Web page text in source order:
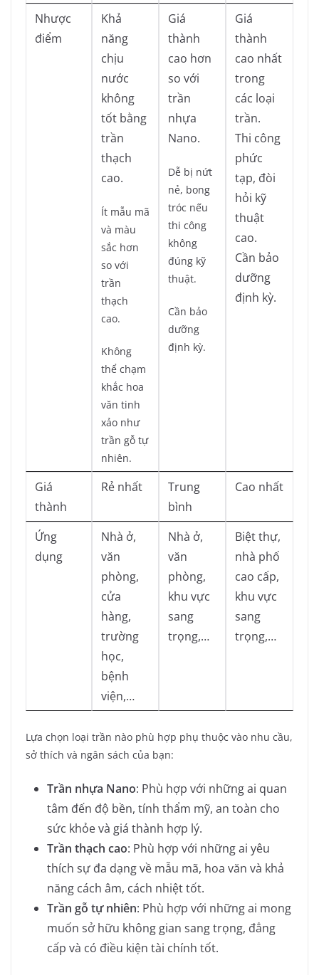
Nhược
điểm
Khả
năng
chịu
nước
không
tốt bằng
trần
thạch
cao.
Ít mẫu mã
và màu
sắc hơn
so với
trần
thạch
cao.
Không
thể chạm
khắc hoa
văn tinh
xảo như
trần gỗ tự
nhiên.
Giá
thành
cao hơn
so với
trần
nhựa
Nano.
Dễ bị nứt
nẻ, bong
tróc nếu
thi công
không
đúng kỹ
thuật.
Cần bảo
dưỡng
định kỳ.
Giá
thành
cao nhất
trong
các loại
trần.
Thi công
phức
tạp, đòi
hỏi kỹ
thuật
cao.
Cần bảo
dưỡng
định kỳ.
Giá
thành
Rẻ nhất
Trung
bình
Cao nhất
Ứng
dụng
Nhà ở,
văn
phòng,
cửa
hàng,
trường
học,
bệnh
viện,…
Nhà ở,
văn
phòng,
khu vực
sang
trọng,…
Biệt thự,
nhà phố
cao cấp,
khu vực
sang
trọng,…
Lựa chọn loại trần nào phù hợp phụ thuộc vào nhu cầu,
sở thích và ngân sách của bạn:
Trần nhựa Nano: Phù hợp với những ai quan
tâm đến độ bền, tính thẩm mỹ, an toàn cho
sức khỏe và giá thành hợp lý.
Trần thạch cao: Phù hợp với những ai yêu
thích sự đa dạng về mẫu mã, hoa văn và khả
năng cách âm, cách nhiệt tốt.
Trần gỗ tự nhiên: Phù hợp với những ai mong
muốn sở hữu không gian sang trọng, đẳng
cấp và có điều kiện tài chính tốt.